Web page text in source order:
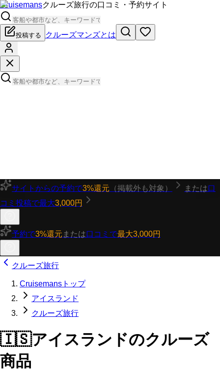
Cruisemansクルーズ旅行の口コミ・予約サイト
投稿する クルーズマンズとは
サイトからの予約で3%還元 （掲載外も対象） または口
コミ投稿で最大3,000円
予約で3%還元 または口コミで最大3,000円
クルーズ旅行
Cruisemansトップ
アイスランド
クルーズ旅行
🇮🇸アイスランドのクルーズ
商品